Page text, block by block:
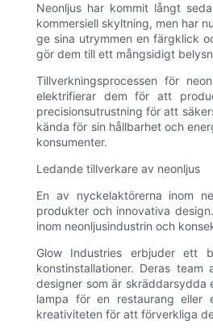
Neonljus har kommit långt
kommersiell skyltning, men har
ge sina utrymmen en färgklick
gör dem till ett mångsidigt
Tillverkningsprocessen för
elektrifierar dem för att
precisionsutrustning för att
kända för sin hållbarhet och
konsumenter.
Ledande tillverkare av neonljus
En av nyckelaktörerna inom
produkter och innovativa
inom neonljusindustrin och
Glow Industries erbjuder ett
konstinstallationer. Deras
designer som är skräddarsydda
lampa för en restaurang eller
kreativiteten för att förverkliga